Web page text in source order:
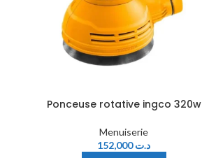
Ponceuse rotative ingco 320w
Menuiserie
د.ت152,000